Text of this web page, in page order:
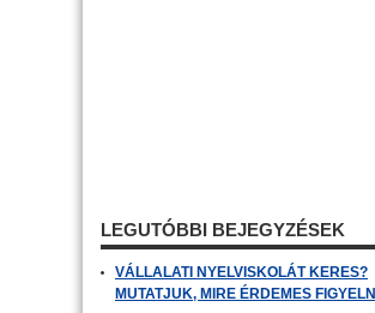
LEGUTÓBBI BEJEGYZÉSEK
VÁLLALATI NYELVISKOLÁT KERES?
MUTATJUK, MIRE ÉRDEMES FIGYELNI